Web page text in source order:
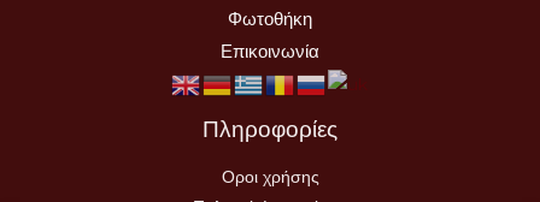
Φωτοθήκη
Επικοινωνία
Πληροφορίες
Οροι χρήσης